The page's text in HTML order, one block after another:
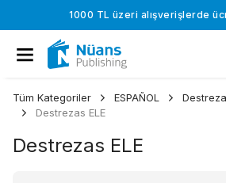
1000 TL üzeri alışverişlerde
Tüm Kategoriler ESPAÑOL
Destrezas ELE
Destrezas ELE